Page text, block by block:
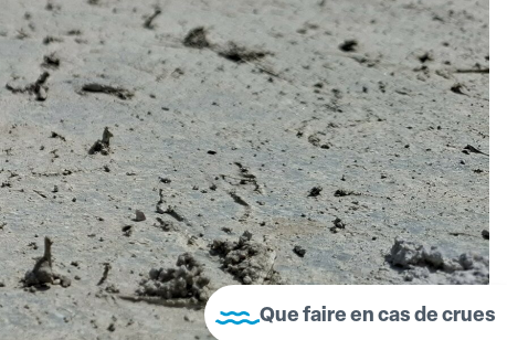
Que faire en cas de crues